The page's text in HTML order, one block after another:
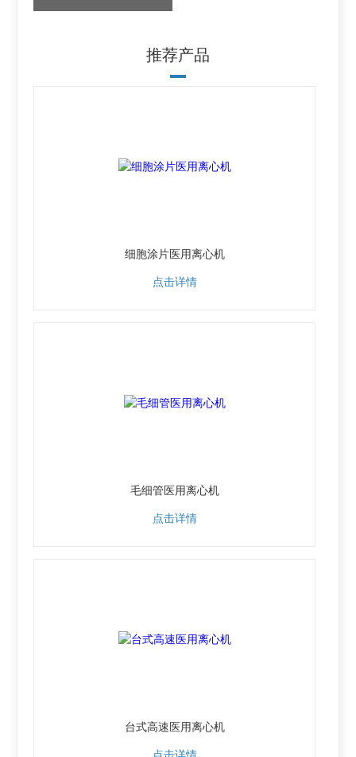
推荐产品
细胞涂片医用离心机
点击详情
毛细管医用离心机
点击详情
台式高速医用离心机